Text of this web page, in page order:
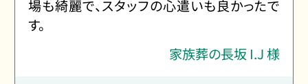
場も綺麗で、スタッフの心遣いも良かったで
す。
家族葬の長坂 I.J 様